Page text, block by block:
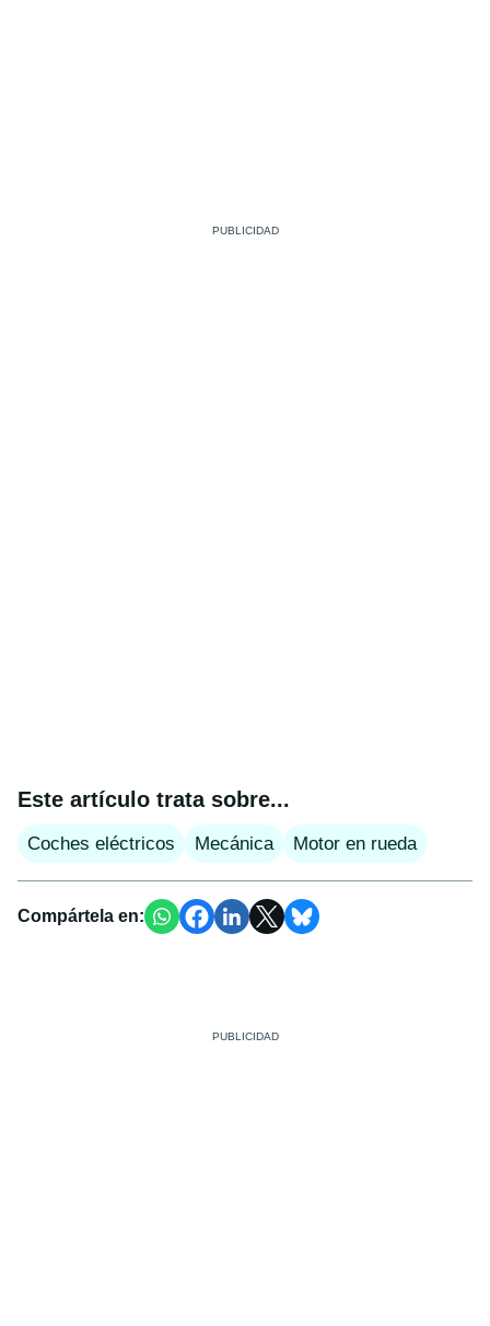
Este artículo trata sobre...
Coches eléctricos Mecánica Motor en rueda
Compártela en: